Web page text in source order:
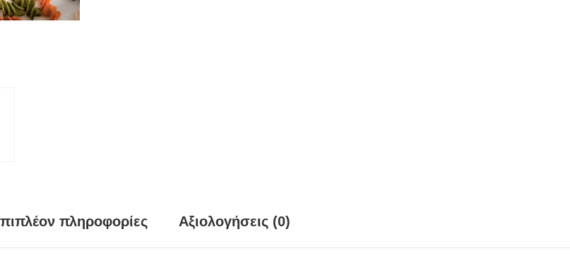
πληροφορίες Αξιολογήσεις (0)